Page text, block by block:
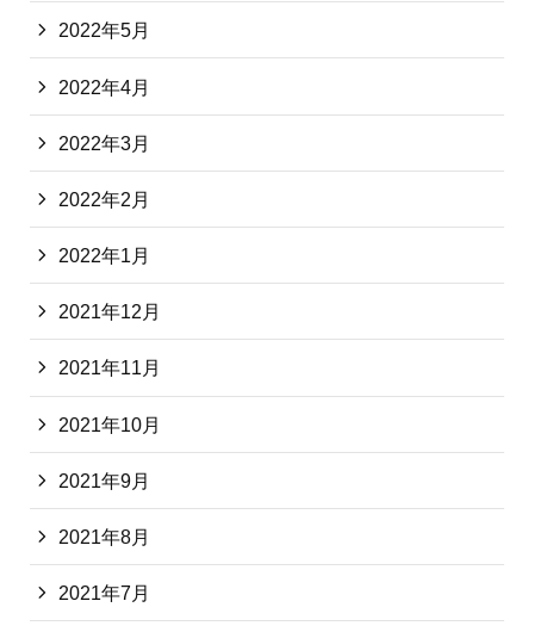
2022年5月
2022年4月
2022年3月
2022年2月
2022年1月
2021年12月
2021年11月
2021年10月
2021年9月
2021年8月
2021年7月